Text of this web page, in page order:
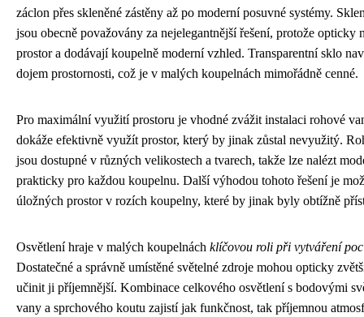
záclon přes skleněné zástěny až po moderní posuvné systémy.
jsou obecně považovány za nejelegantnější řešení, protože opticky
prostor a dodávají koupelně moderní vzhled. Transparentní sklo
dojem prostornosti, což je v malých koupelnách mimořádně cenné.
Pro maximální využití prostoru je vhodné zvážit instalaci rohové
dokáže efektivně využít prostor, který by jinak zůstal nevyužitý.
jsou dostupné v různých velikostech a tvarech, takže lze nalézt
prakticky pro každou koupelnu. Další výhodou tohoto řešení je
úložných prostor v rozích koupelny, které by jinak byly obtížně
Osvětlení hraje v malých koupelnách klíčovou roli při vytváření
Dostatečné a správně umístěné světelné zdroje mohou opticky
učinit ji příjemnější. Kombinace celkového osvětlení s bodovými
vany a sprchového koutu zajistí jak funkčnost, tak příjemnou